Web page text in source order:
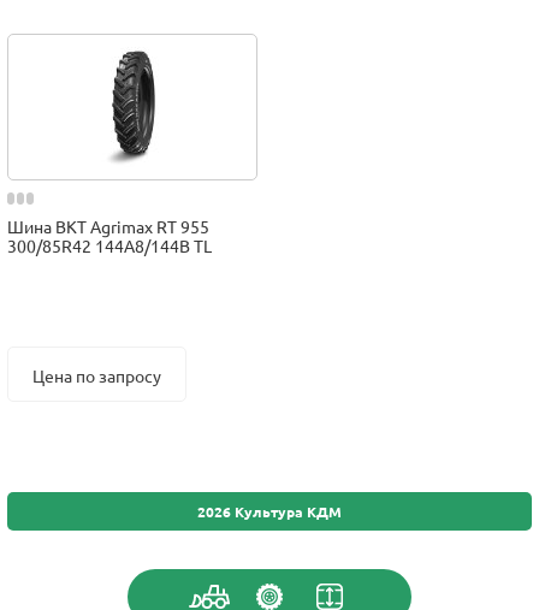
Шина BKT Agrimax RT 955
300/85R42 144A8/144B TL
Цена по запросу
2026 Культура КДМ